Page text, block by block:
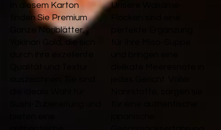
In diesem Karton
finden Sie Premium
Ganze Noriblätter,
Yakinori Gold, die sich
Unsere Wakame-